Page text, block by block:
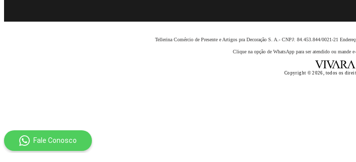
Tellerina Comércio de Presente e Artigos pra Decoração S. A.- CNPJ: 84.453.844/0021-21
Clique na opção de WhatsApp para ser atendido ou mande
Copyright © 2026, todos os